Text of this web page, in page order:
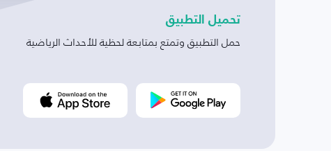
تحميل التطبيق
حمل التطبيق وتمتع بمتابعة لحظية للأحداث الرياضية